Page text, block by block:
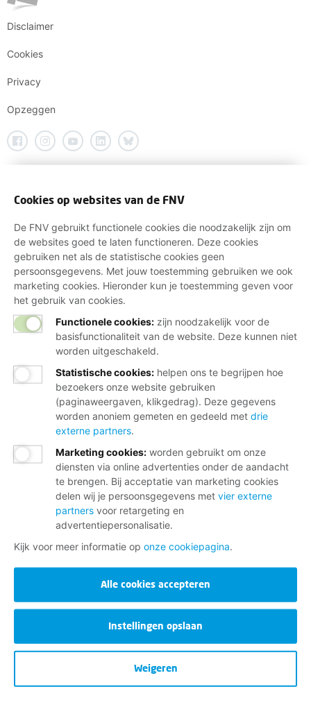
Disclaimer
Cookies
Privacy
Opzeggen
Cookies op websites van de FNV
De FNV gebruikt functionele cookies die noodzakelijk zijn om
de websites goed te laten functioneren. Deze cookies
gebruiken net als de statistische cookies geen
persoonsgegevens. Met jouw toestemming gebruiken we ook
marketing cookies. Hieronder kun je toestemming geven voor
het gebruik van cookies.
Functionele cookies: zijn noodzakelijk voor de
basisfunctionaliteit van de website. Deze kunnen niet
worden uitgeschakeld.
Statistische cookies: helpen ons te begrijpen hoe
bezoekers onze website gebruiken
(paginaweergaven, klikgedrag). Deze gegevens
worden anoniem gemeten en gedeeld met drie
externe partners.
Marketing cookies: worden gebruikt om onze
diensten via online advertenties onder de aandacht
te brengen. Bij acceptatie van marketing cookies
delen wij je persoonsgegevens met vier externe
partners voor retargeting en
advertentiepersonalisatie.
Kijk voor meer informatie op onze cookiepagina.
Alle cookies accepteren
Instellingen opslaan
Weigeren